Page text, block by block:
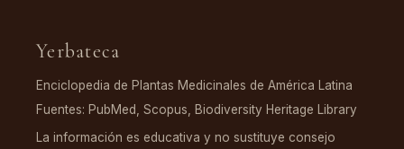
Yerbateca
Enciclopedia de Plantas Medicinales de América Latina
Fuentes: PubMed, Scopus, Biodiversity Heritage Library
La información es educativa y no sustituye consejo